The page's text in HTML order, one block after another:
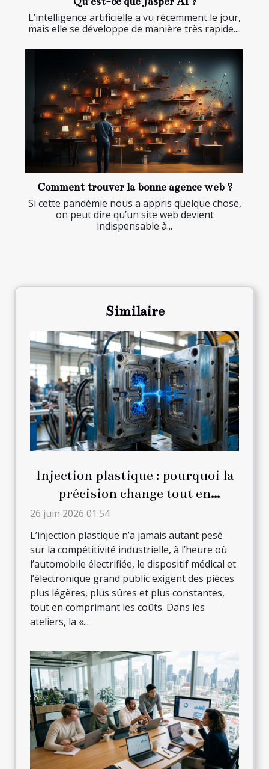
L’intelligence artificielle a vu récemment le jour,
mais elle se développe de manière très rapide....
Comment trouver la bonne agence web ?
Si cette pandémie nous a appris quelque chose,
on peut dire qu’un site web devient
indispensable à...
Similaire
Injection plastique : pourquoi la
précision change tout en
production
26 juin 2026 01:54
L’injection plastique n’a jamais autant pesé
sur la compétitivité industrielle, à l’heure où
l’automobile électrifiée, le dispositif médical et
l’électronique grand public exigent des pièces
plus légères, plus sûres et plus constantes,
tout en comprimant les coûts. Dans les
ateliers, la «...